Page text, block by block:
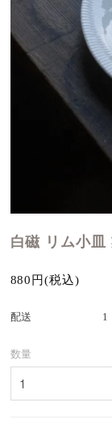
白磁 リム小皿
880円(税込)
配送 1
数量